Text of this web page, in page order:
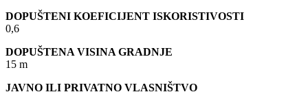
DOPUŠTENI KOEFICIJENT ISKORISTIVOSTI
0,6
DOPUŠTENA VISINA GRADNJE
15 m
JAVNO ILI PRIVATNO VLASNIŠTVO